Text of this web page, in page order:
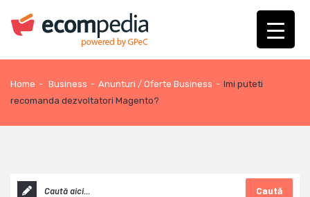
Home - Business - Anunturi / Oferte Business - Imi puteti
recomanda dezvoltatori Magento?
Caută